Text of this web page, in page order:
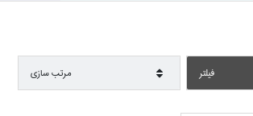
فيلتر مرتب سازي